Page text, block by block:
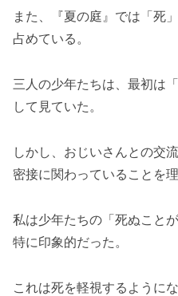
また、『夏の庭』では「死
占めている。
三人の少年たちは、最初は
して見ていた。
しかし、おじいさんとの交
密接に関わっていることを理
私は少年たちの「死ぬこと
特に印象的だった。
これは死を軽視するように